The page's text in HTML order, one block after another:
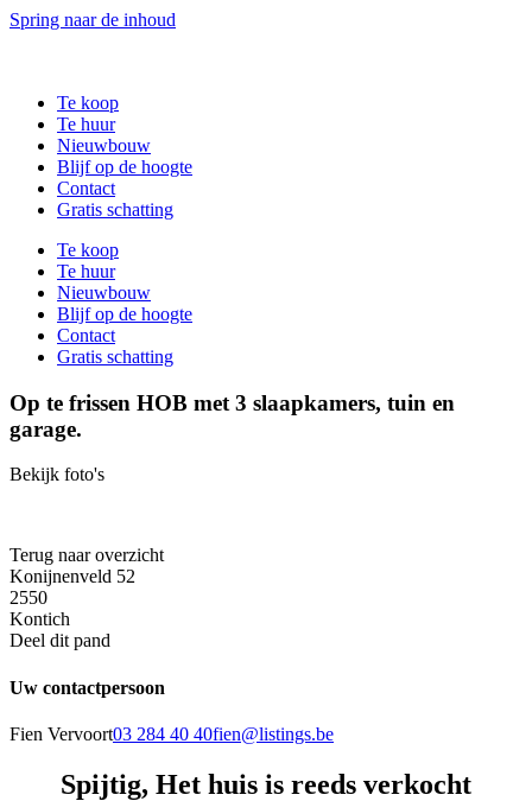
Spring naar de inhoud
Te koop
Te huur
Nieuwbouw
Blijf op de hoogte
Contact
Gratis schatting
Te koop
Te huur
Nieuwbouw
Blijf op de hoogte
Contact
Gratis schatting
Op te frissen HOB met 3 slaapkamers, tuin en
garage.
Bekijk foto's
Terug naar overzicht
Konijnenveld 52
2550
Kontich
Deel dit pand
Uw contactpersoon
Fien Vervoort03 284 40 40fien@listings.be
Spijtig, Het huis is reeds verkocht